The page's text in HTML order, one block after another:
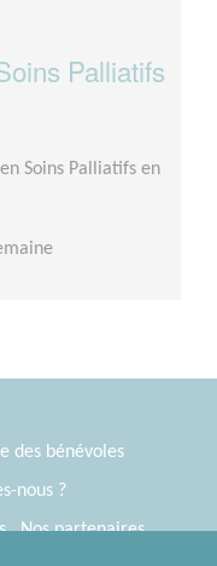
Palliatifs
Soins Palliatifs en
des bénévoles
nous ?
Nos partenaires